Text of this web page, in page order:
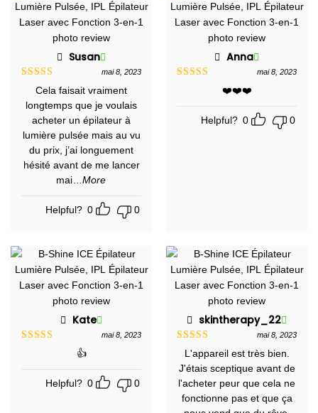
Susan
Note 5sur
mai 8, 2023
Cela faisait vraiment
longtemps que je voulais
acheter un épilateur à
lumière pulsée mais au vu
du prix, j’ai longuement
hésité avant de me lancer
mai...More
Helpful? 0 0
Anna
sur
mai 8, 2023
❤️❤️❤️
Helpful? 0 0
Kate
mai 8, 2023
👍
Helpful? 0 0
skintherapy_22
Note5sur
mai 8, 2023
L'appareil est très bien.
J'étais sceptique avant de
l'acheter peur que cela ne
fonctionne pas et que ça